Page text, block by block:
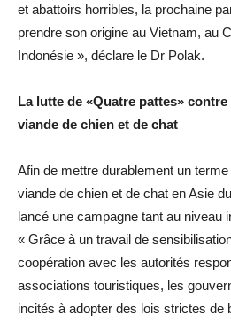
et abattoirs horribles, la prochaine
prendre son origine au Vietnam, au
Indonésie », déclare le Dr Polak.
La lutte de «Quatre pattes»
viande de chien et de chat
Afin de mettre durablement un
viande de chien et de chat en Asie
lancé une campagne tant au niveau
« Grâce à un travail de
coopération avec les autorités
associations touristiques, les
incités à adopter des lois strictes de